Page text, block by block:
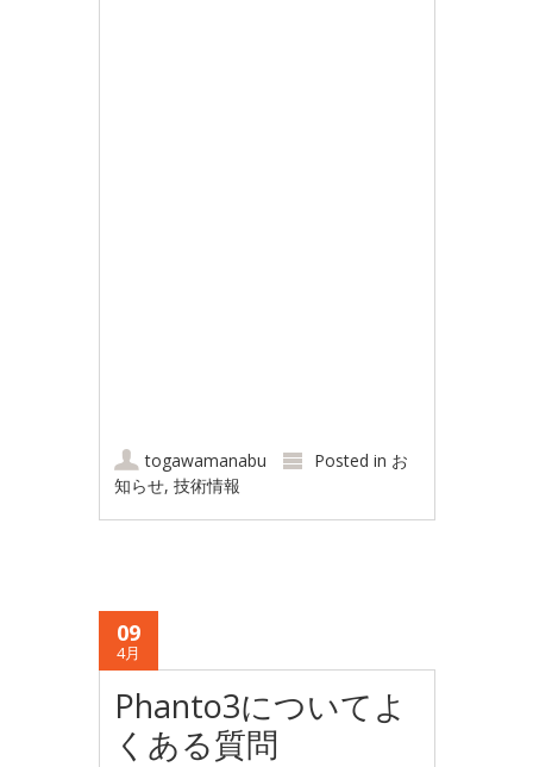
togawamanabu Posted in お
知らせ,技術情報
09
4月
Phanto3についてよ
くある質問